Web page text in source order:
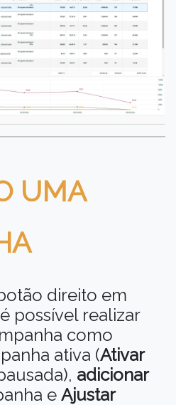
UMA
direito em
possível realizar
como
ativa (Ativar
adicionar
e Ajustar